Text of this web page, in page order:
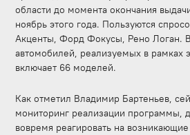
области до момента окончания
ноябрь этого года. Пользуются
Акценты, Форд Фокусы, Рено Логан.
автомобилей, реализуемых в рамках
включает 66 моделей.
Как отметил Владимир Бартеньев,
мониторинг реализации программы,
вовремя реагировать на